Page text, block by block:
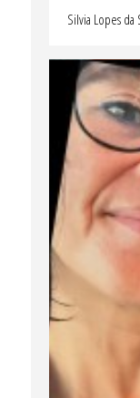
Silvia Lopes da